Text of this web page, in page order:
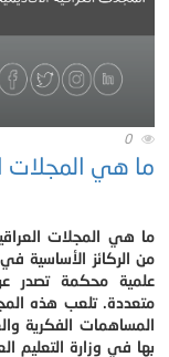
0
ما هي المجلات
ما هي المجلات
من الركائز الأساسية
علمية محكمة تصدر
متعددة. تلعب هذه
المساهمات الفكرية
بها في وزارة التعليم